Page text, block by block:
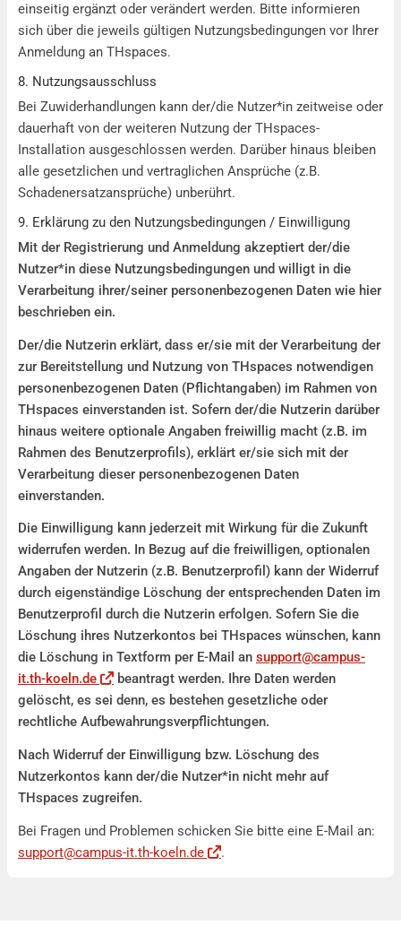
einseitig ergänzt oder verändert werden. Bitte informieren
sich über die jeweils gültigen Nutzungsbedingungen vor Ihrer
Anmeldung an THspaces.
8. Nutzungsausschluss
Bei Zuwiderhandlungen kann der/die Nutzer*in zeitweise oder
dauerhaft von der weiteren Nutzung der THspaces-
Installation ausgeschlossen werden. Darüber hinaus bleiben
alle gesetzlichen und vertraglichen Ansprüche (z.B.
Schadenersatzansprüche) unberührt.
9. Erklärung zu den Nutzungsbedingungen / Einwilligung
Mit der Registrierung und Anmeldung akzeptiert der/die
Nutzer*in diese Nutzungsbedingungen und willigt in die
Verarbeitung ihrer/seiner personenbezogenen Daten wie hier
beschrieben ein.
Der/die Nutzerin erklärt, dass er/sie mit der Verarbeitung der
zur Bereitstellung und Nutzung von THspaces notwendigen
personenbezogenen Daten (Pflichtangaben) im Rahmen von
THspaces einverstanden ist. Sofern der/die Nutzerin darüber
hinaus weitere optionale Angaben freiwillig macht (z.B. im
Rahmen des Benutzerprofils), erklärt er/sie sich mit der
Verarbeitung dieser personenbezogenen Daten
einverstanden.
Die Einwilligung kann jederzeit mit Wirkung für die Zukunft
widerrufen werden. In Bezug auf die freiwilligen, optionalen
Angaben der Nutzerin (z.B. Benutzerprofil) kann der Widerruf
durch eigenständige Löschung der entsprechenden Daten im
Benutzerprofil durch die Nutzerin erfolgen. Sofern Sie die
Löschung ihres Nutzerkontos bei THspaces wünschen, kann
die Löschung in Textform per E-Mail an support@campus-
it.th-koeln.de
beantragt werden. Ihre Daten werden
gelöscht, es sei denn, es bestehen gesetzliche oder
rechtliche Aufbewahrungsverpflichtungen.
Nach Widerruf der Einwilligung bzw. Löschung des
Nutzerkontos kann der/die Nutzer*in nicht mehr auf
THspaces zugreifen.
Bei Fragen und Problemen schicken Sie bitte eine E-Mail an:
support@campus-it.th-koeln.de
.